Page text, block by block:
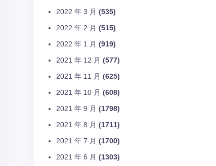
2022 年 3 月 (535)
2022 年 2 月 (515)
2022 年 1 月 (919)
2021 年 12 月 (577)
2021 年 11 月 (625)
2021 年 10 月 (608)
2021 年 9 月 (1798)
2021 年 8 月 (1711)
2021 年 7 月 (1700)
2021 年 6 月 (1303)